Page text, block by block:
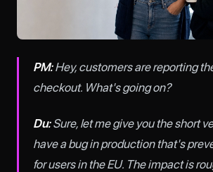
PM:Hey, customers are reporting
checkout. What's going on?
Du:Sure, let me give you the short
have a bug in production that's
for users in the EU. The impact is